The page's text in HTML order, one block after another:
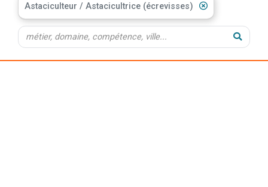
Astaciculteur / Astacicultrice (écrevisses)